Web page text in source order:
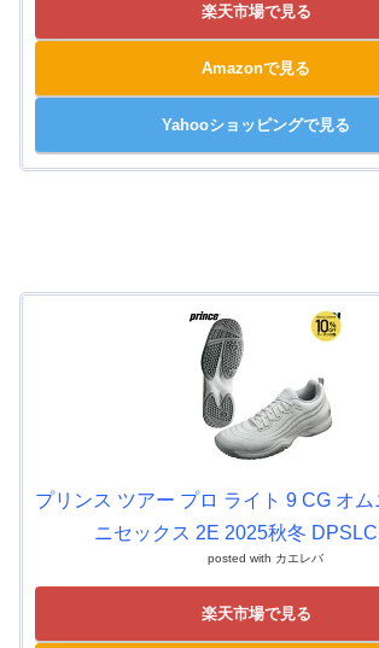
楽天市場で見る
Amazonで見る
Yahooショッピングで見る
プリンス ツアー プロ ライト 9 CG オ
ニセックス 2E 2025秋冬
posted with カエレバ
楽天市場で見る